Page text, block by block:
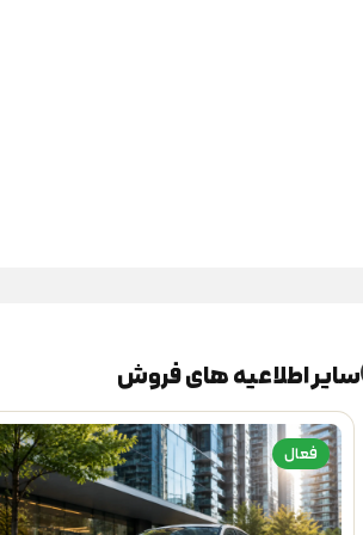
سایر اطلاعیه های فروش
فعال